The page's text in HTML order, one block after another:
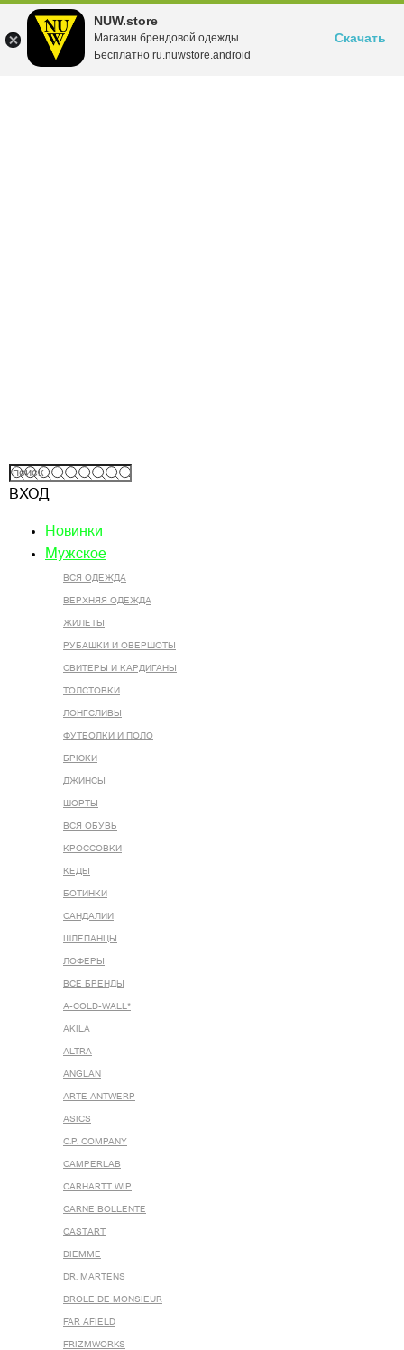
NUW.store
Магазин брендовой одежды
Бесплатно ru.nuwstore.android
Скачать
ВХОД
Новинки
Мужское
ВСЯ ОДЕЖДА
ВЕРХНЯЯ ОДЕЖДА
ЖИЛЕТЫ
РУБАШКИ И ОВЕРШОТЫ
СВИТЕРЫ И КАРДИГАНЫ
ТОЛСТОВКИ
ЛОНГСЛИВЫ
ФУТБОЛКИ И ПОЛО
БРЮКИ
ДЖИНСЫ
ШОРТЫ
ВСЯ ОБУВЬ
КРОССОВКИ
КЕДЫ
БОТИНКИ
САНДАЛИИ
ШЛЕПАНЦЫ
ЛОФЕРЫ
ВСЕ БРЕНДЫ
A-COLD-WALL*
AKILA
ALTRA
ANGLAN
ARTE ANTWERP
ASICS
C.P. COMPANY
CAMPERLAB
CARHARTT WIP
CARNE BOLLENTE
CASTART
DIEMME
DR. MARTENS
DROLE DE MONSIEUR
FAR AFIELD
FRIZMWORKS